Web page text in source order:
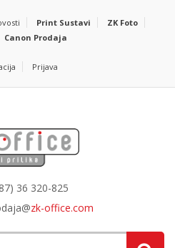
Print Sustavi
ZK Foto
Canon Prodaja
Prijava
36 320-825
zk-office.com